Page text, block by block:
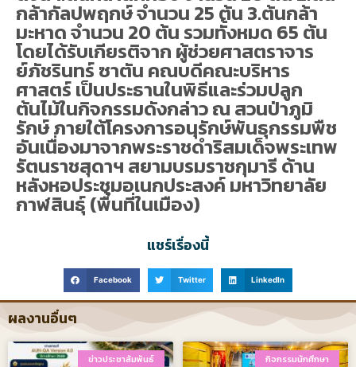
กล้ากัลปพฤกษ์ จำนวน 25 ต้น 3.ต้นกล้า
มะหาด จำนวน 20 ต้น รวมทั้งหมด 65 ต้น
โดยได้รับเกียรติจาก ผู้ช่วยศาสตราจาร
ย์ภัชรินทร์ ซาตัน คณบดีคณะบริหาร
ศาสตร์ เป็นประธานในพิธีและร่วมปลูก
ต้นไม้ในกิจกรรมดังกล่าว ณ สวนป่าภูมิ
รักษ์ ภายใต้โครงการอนุรักษ์พันธุกรรมพืช
อันเนื่องมาจากพระราชดำริสมเด็จพระเทพ
รัตนราชสุดาฯ สยามบรมราชกุมารี ด้าน
หลังหอประชุมอเนกประสงค์ มหาวิทยาลัย
กาฬสินธุ์ (พื้นที่ในเมือง)
แชร์เรื่องนี้
Facebook Twitter LinkedIn
ผลงานอื่นๆ
ข่าวประชาสัมพันธ์ กิจกรรมนักศึกษา